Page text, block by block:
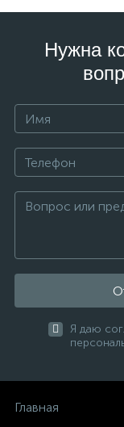
Нужна
Я даю
Главная